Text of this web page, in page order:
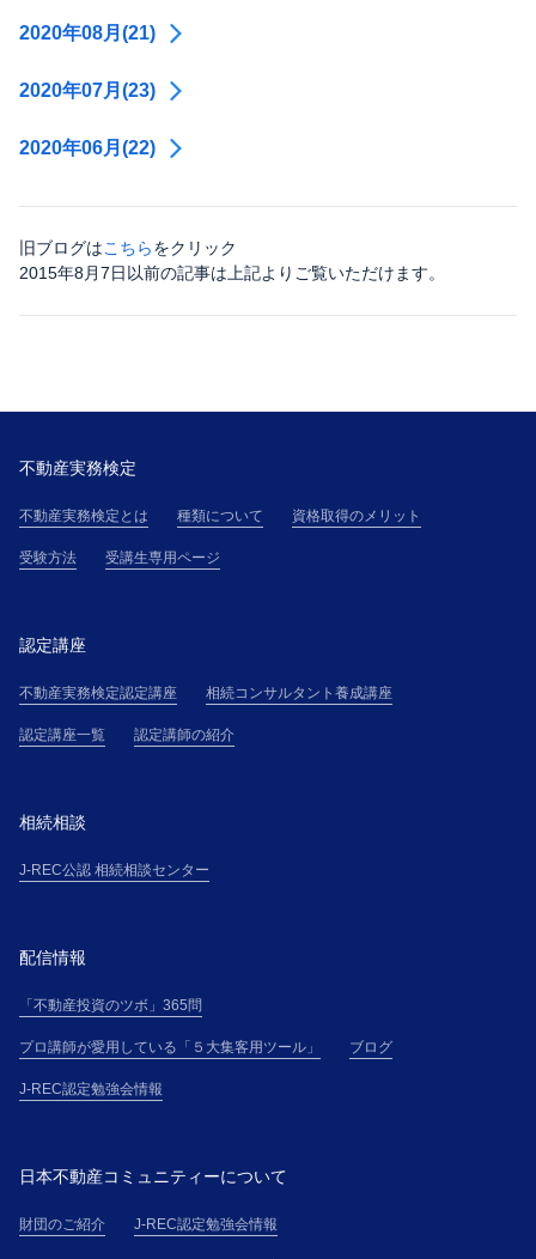
2020年08月(21)
2020年07月(23)
2020年06月(22)
旧ブログはこちらをクリック
2015年8月7日以前の記事は上記よりご覧いただけます。
不動産実務検定
不動産実務検定とは 種類について 資格取得のメリット
受験方法 受講生専用ページ
認定講座
不動産実務検定認定講座 相続コンサルタント養成講座
認定講座一覧 認定講師の紹介
相続相談
J-REC公認 相続相談センター
配信情報
「不動産投資のツボ」365問
プロ講師が愛用している「５大集客用ツール」 ブログ
J-REC認定勉強会情報
日本不動産コミュニティーについて
財団のご紹介 J-REC認定勉強会情報